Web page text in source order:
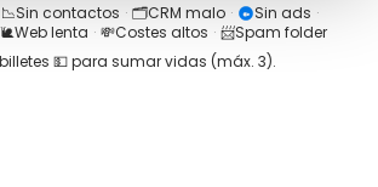
📉Sin contactos · 🗂️CRM malo · Sin ads ·
🐌Web lenta · 💸Costes altos · 📨Spam folder
💵 para sumar vidas (máx. 3).